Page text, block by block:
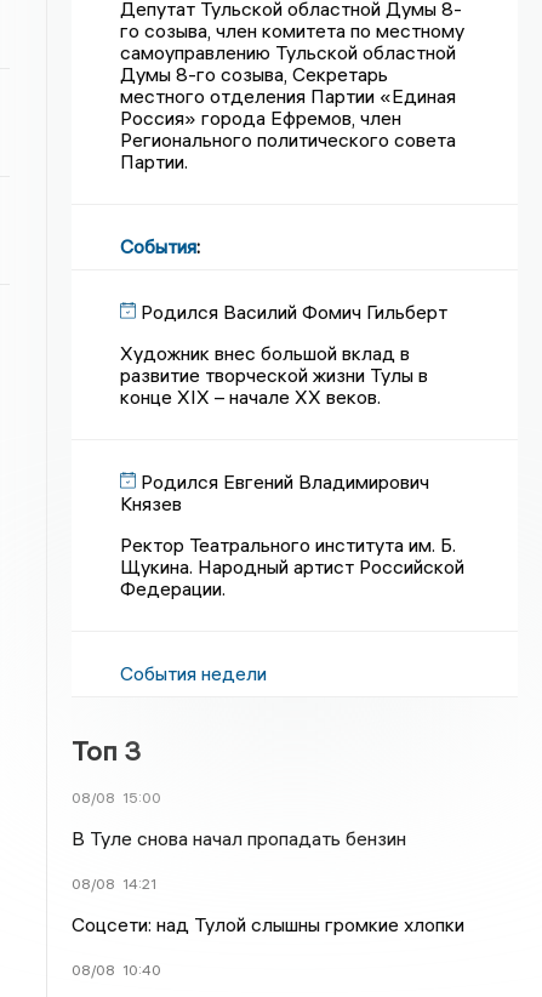
Депутат Тульской областной Думы 8-
го созыва, член комитета по местному
самоуправлению Тульской областной
Думы 8-го созыва, Секретарь
местного отделения Партии «Единая
Россия» города Ефремов, член
Регионального политического совета
Партии.
События:
Родился Василий Фомич Гильберт
Художник внес большой вклад в
развитие творческой жизни Тулы в
конце XIX – начале XX веков.
Родился Евгений Владимирович
Князев
Ректор Театрального института им. Б.
Щукина. Народный артист Российской
Федерации.
События недели
Топ 3
08/08 15:00
В Туле снова начал пропадать бензин
08/08 14:21
Соцсети: над Тулой слышны громкие хлопки
08/08 10:40